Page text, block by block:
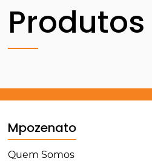
Mpozenato
Quem Somos